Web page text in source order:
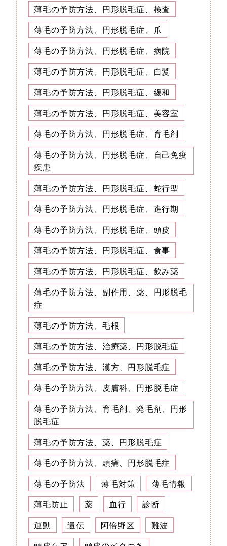
薄毛の予防方法、円形脱毛症、検査
薄毛の予防方法、円形脱毛症、爪
薄毛の予防方法、円形脱毛症、病院
薄毛の予防方法、円形脱毛症、白髪
薄毛の予防方法、円形脱毛症、緩和
薄毛の予防方法、円形脱毛症、美容室
薄毛の予防方法、円形脱毛症、育毛剤
薄毛の予防方法、円形脱毛症、自己免疫
疾患
薄毛の予防方法、円形脱毛症、蛇行型
薄毛の予防方法、円形脱毛症、進行期
薄毛の予防方法、円形脱毛症、頭皮
薄毛の予防方法、円形脱毛症、食事
薄毛の予防方法、円形脱毛症、飲み薬
薄毛の予防方法、副作用、薬、円形脱毛
症
薄毛の予防方法、毛根
薄毛の予防方法、治療薬、円形脱毛症
薄毛の予防方法、漢方、円形脱毛症
薄毛の予防方法、皮膚科、円形脱毛症
薄毛の予防方法、育毛剤、発毛剤、円形
脱毛症
薄毛の予防方法、薬、円形脱毛症
薄毛の予防方法、頭痛、円形脱毛症
薄毛の予防法
薄毛対策
薄毛情報
薄毛防止
薬 血行
診断
運動
遺伝 阿倍野区
難波